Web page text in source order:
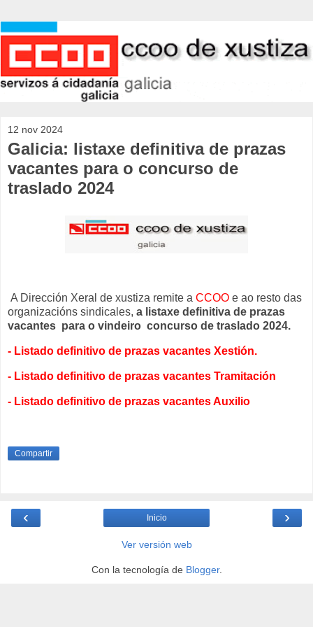
12 nov 2024
Galicia: listaxe definitiva de prazas
vacantes para o concurso de
traslado 2024
A Dirección Xeral de xustiza remite a CCOO e ao resto das
organizacións sindicales, a listaxe definitiva de prazas
vacantes para o vindeiro concurso de traslado 2024.
- Listado definitivo de prazas vacantes Xestión.
- Listado definitivo de prazas vacantes Tramitación
- Listado definitivo de prazas vacantes Auxilio
Compartir
‹ ›
Inicio
Ver versión web
Con la tecnología de Blogger.